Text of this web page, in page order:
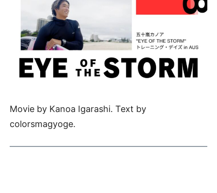
Movie by Kanoa Igarashi. Text by
colorsmagyoge.